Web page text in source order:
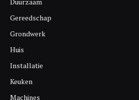
Gereedschap
Grondwerk
Huis
Installatie
Keuken
Machines